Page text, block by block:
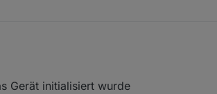
Gerät nur zwei Zeilen sichtbar waren, nicht
Gerät initialisiert wurde